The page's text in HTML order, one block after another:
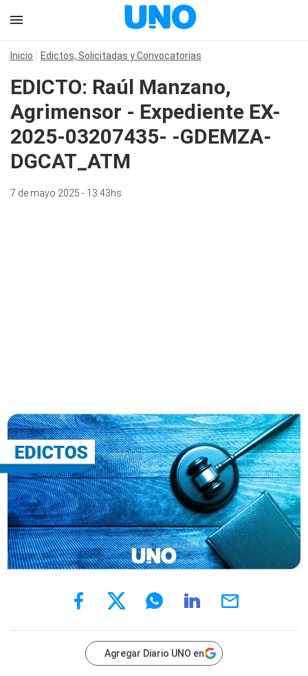
Inicio Edictos, Solicitadas y Convocatorias
EDICTO: Raúl Manzano,
Agrimensor - Expediente EX-
2025-03207435- -GDEMZA-
DGCAT_ATM
7 de mayo 2025 - 13:43hs
Agregar Diario UNO en